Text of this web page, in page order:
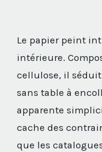
Le papier peint
intérieure.
cellulose, il
sans table à
apparente
cache des
que les